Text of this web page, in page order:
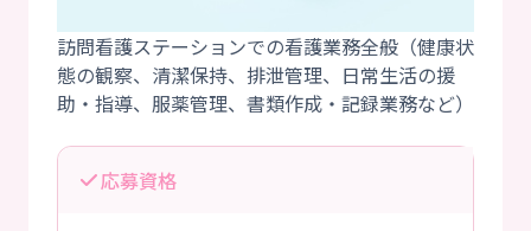
訪問看護ステーションでの看護業務全般（健康状
態の観察、清潔保持、排泄管理、日常生活の援
応募資格